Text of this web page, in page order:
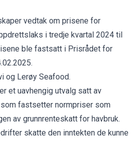
vedtak om prisene for
i tredje kvartal 2024 til
ble fastsatt i Prisrådet for
og Lerøy Seafood.
et uavhengig utvalg satt av
fastsetter normpriser som
av grunnrenteskatt for havbruk.
skatte den inntekten de kunne